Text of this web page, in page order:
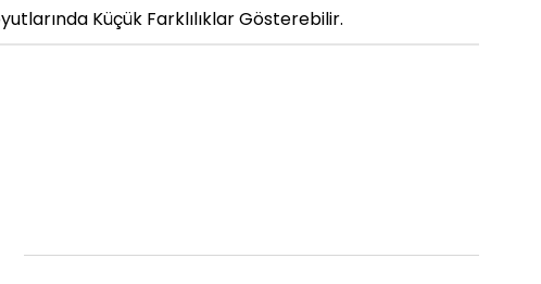
Küçük Farklılıklar Gösterebilir.